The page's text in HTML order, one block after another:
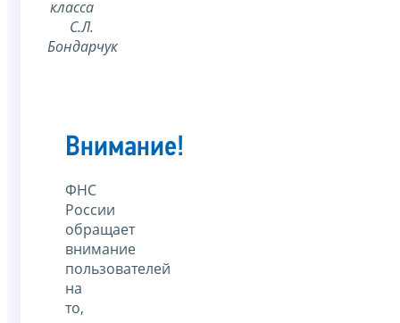
класса
С.Л.
Бондарчук
Внимание!
ФНС
России
обращает
внимание
пользователей
на
то,